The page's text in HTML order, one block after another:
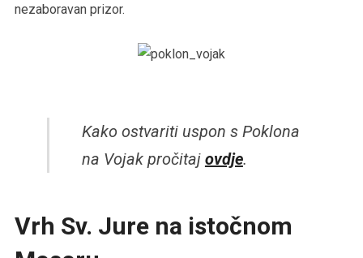
nezaboravan prizor.
Kako ostvariti uspon s Poklona
na Vojak pročitaj ovdje.
Vrh Sv. Jure na istočnom